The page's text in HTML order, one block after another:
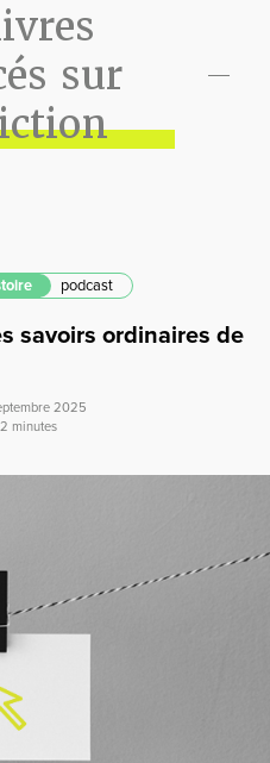
sur
podcast
savoirs ordinaires de
2025
minutes